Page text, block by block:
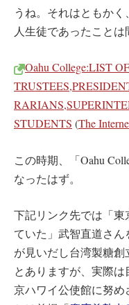
うね。それはともか
人生徒であったことは
Oahu College:LIST OF
STUDENTS (The
この時期、「Oahu
なったはず。
下記リンク先では「
ていた」武智直道さ
が見いだし台湾製糖創
とありますが、実際
京ハワイ公使館に努め